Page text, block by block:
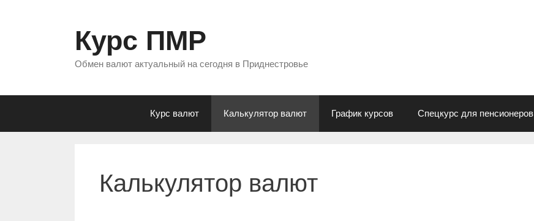
Курс ПМР
Обмен валют актуальный на сегодня в Приднестровье
Курс валют Калькулятор валют График курсов Спецкурс для пенсионеров
Калькулятор валют